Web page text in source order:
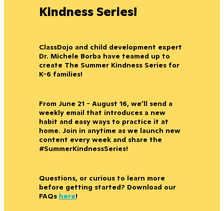
Kindness Series!
ClassDojo and child development expert
Dr. Michele Borba have teamed up to
create The Summer Kindness Series for
K-6 families!
From June 21 - August 16, we’ll send a
weekly email that introduces a new
habit and easy ways to practice it at
home. Join in anytime as we launch new
content every week and share the
#SummerKindnessSeries!
Questions, or curious to learn more
before getting started? Download our
FAQs here!